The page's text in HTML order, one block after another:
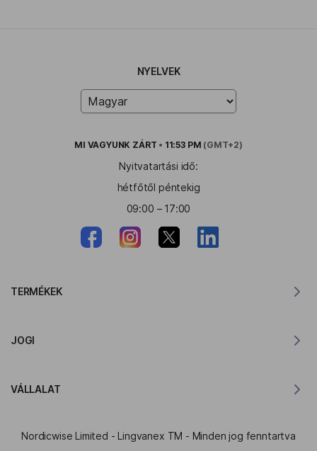
NYELVEK
MI VAGYUNK ZÁRT • 11:53 PM (GMT+2)
Nyitvatartási idő:
hétfőtől péntekig
09:00 – 17:00
TERMÉKEK
Fordító az Edge-hez
JOGI
Affiliate Program Jelentkezési Űrlap
VÁLLALAT
Press Kit
Nordicwise Limited - Lingvanex TM - Minden jog fenntartva